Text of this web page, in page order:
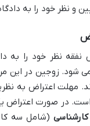
و نظر خود را به
نظر خود را به
شود. زوجین در این
مهلت اعتراض به
در صورت اعتراض
(شامل سه